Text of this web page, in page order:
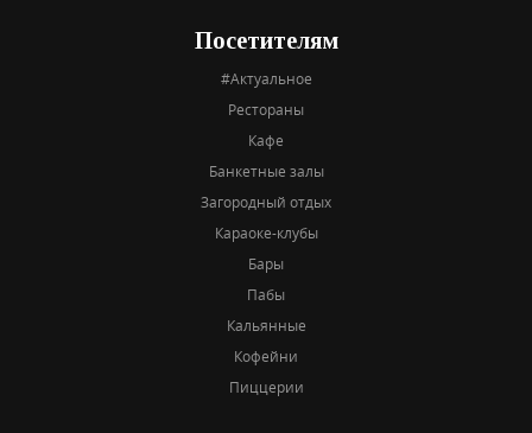
Посетителям
#Актуальное
Рестораны
Кафе
Банкетные залы
Загородный отдых
Караоке-клубы
Бары
Пабы
Кальянные
Кофейни
Пиццерии